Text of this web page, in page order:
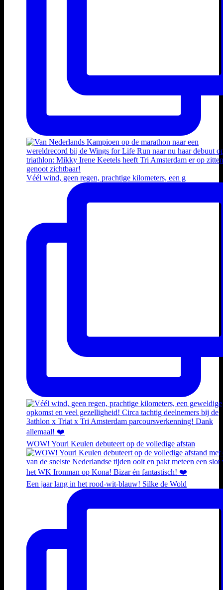
Véél wind, geen regen, prachtige kilometers, een g
WOW! Youri Keulen debuteert op de volledige afstan
Een jaar lang in het rood-wit-blauw! Silke de Wold